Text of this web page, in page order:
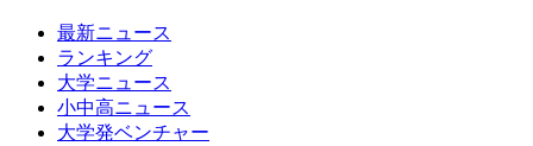
最新ニュース
ランキング
大学ニュース
小中高ニュース
大学発ベンチャー